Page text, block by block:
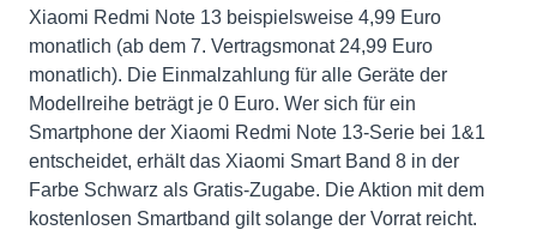
Xiaomi Redmi Note 13 beispielsweise 4,99 Euro
monatlich (ab dem 7. Vertragsmonat 24,99 Euro
monatlich). Die Einmalzahlung für alle Geräte der
Modellreihe beträgt je 0 Euro. Wer sich für ein
Smartphone der Xiaomi Redmi Note 13-Serie bei 1&1
entscheidet, erhält das Xiaomi Smart Band 8 in der
Farbe Schwarz als Gratis-Zugabe. Die Aktion mit dem
kostenlosen Smartband gilt solange der Vorrat reicht.